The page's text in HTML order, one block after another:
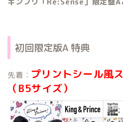
初回限定版A 特典
先着： プリントシール風
（B5サイズ）